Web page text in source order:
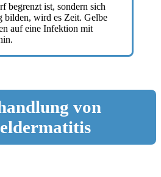
begrenzt ist, sondern sich
bilden, wird es Zeit. Gelbe
auf eine Infektion mit
von